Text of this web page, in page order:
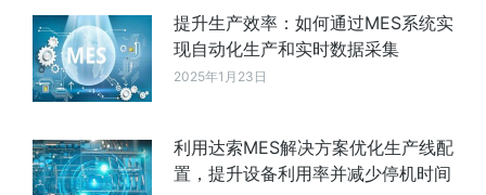
提升生产效率：如何通过MES系统实
现自动化生产和实时数据采集
2025年1月23日
利用达索MES解决方案优化生产线配
置，提升设备利用率并减少停机时间